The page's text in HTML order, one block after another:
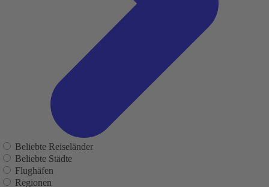
Beliebte Reiseländer
Beliebte Städte
Flughäfen
Regionen